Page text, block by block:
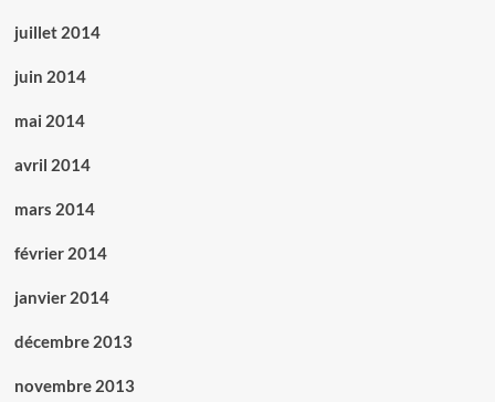
juillet 2014
juin 2014
mai 2014
avril 2014
mars 2014
février 2014
janvier 2014
décembre 2013
novembre 2013